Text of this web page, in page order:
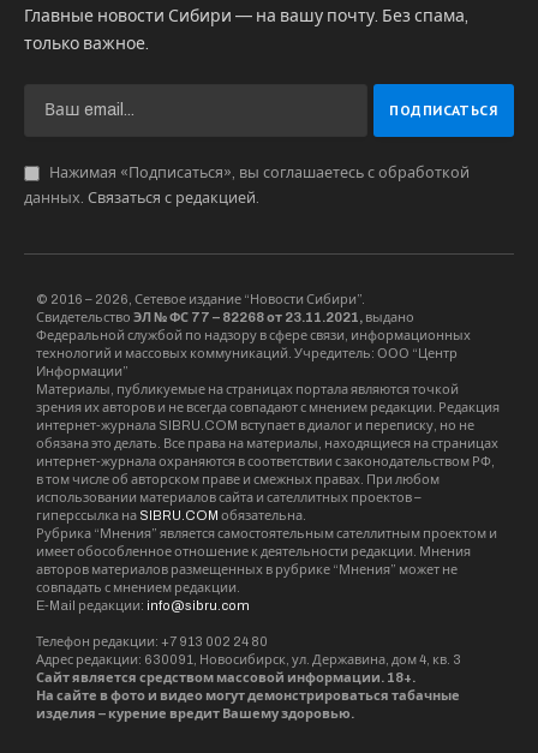
Главные новости Сибири — на вашу почту. Без спама,
только важное.
Нажимая «Подписаться», вы соглашаетесь с обработкой
данных. Связаться с редакцией
© 2016 – 2026, Сетевое издание “Новости Сибири”.
Свидетельство ЭЛ № ФС 77 – 82268 от 23.11.2021, выдано
Федеральной службой по надзору в сфере связи, информационных
технологий и массовых коммуникаций. Учредитель: ООО “Центр
Информации”
Материалы, публикуемые на страницах портала являются точкой
зрения их авторов и не всегда совпадают с мнением редакции. Редакция
интернет-журнала SIBRU.COM вступает в диалог и переписку, но не
обязана это делать. Все права на материалы, находящиеся на страницах
интернет-журнала охраняются в соответствии с законодательством РФ,
в том числе об авторском праве и смежных правах. При любом
использовании материалов сайта и сателлитных проектов –
гиперссылка на SIBRU.COM обязательна.
Рубрика “Мнения” является самостоятельным сателлитным проектом и
имеет обособленное отношение к деятельности редакции. Мнения
авторов материалов размещенных в рубрике “Мнения” может не
совпадать с мнением редакции.
E-Mail редакции: info@sibru.com
Телефон редакции: +7 913 002 24 80
Адрес редакции: 630091, Новосибирск, ул. Державина, дом 4, кв. 3
Сайт является средством массовой информации. 18+.
На сайте в фото и видео могут демонстрироваться табачные
изделия – курение вредит Вашему здоровью.